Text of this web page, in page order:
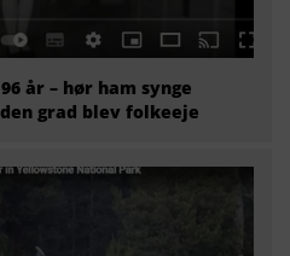
år – hør ham synge
grad blev folkeeje